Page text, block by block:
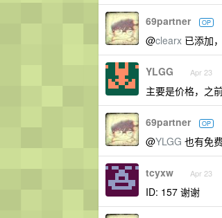
69partner OP
@clearx 已添加
YLGG Apr 23
主要是价格，之
69partner OP
@YLGG 也有免
tcyxw Apr 23
ID: 157 谢谢